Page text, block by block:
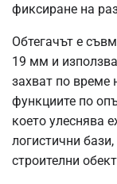
фиксиране на
Обтегачът е
19 мм и
захват по време
функциите по
което улеснява
логистични
строителни